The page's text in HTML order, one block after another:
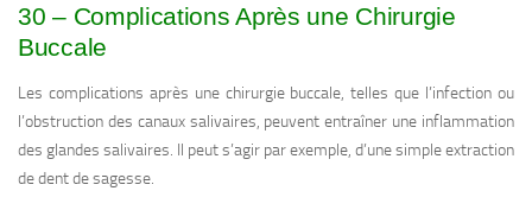
30 – Complications Après une Chirurgie
Buccale
Les complications après une chirurgie buccale, telles que l’infection ou
l’obstruction des canaux salivaires, peuvent entraîner une inflammation
des glandes salivaires. Il peut s’agir par exemple, d’une simple extraction
de dent de sagesse.